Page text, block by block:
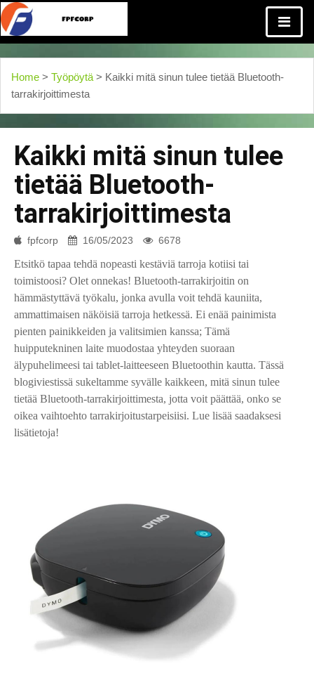
Home > Työpöytä > Kaikki mitä sinun tulee tietää Bluetooth-
tarrakirjoittimesta
Kaikki mitä sinun tulee
tietää Bluetooth-
tarrakirjoittimesta
fpfcorp 16/05/2023 6678
Etsitkö tapaa tehdä nopeasti kestäviä tarroja kotiisi tai
toimistoosi? Olet onnekas! Bluetooth-tarrakirjoitin on
hämmästyttävä työkalu, jonka avulla voit tehdä kauniita,
ammattimaisen näköisiä tarroja hetkessä. Ei enää painimista
pienten painikkeiden ja valitsimien kanssa; Tämä
huipputekninen laite muodostaa yhteyden suoraan
älypuhelimeesi tai tablet-laitteeseen Bluetoothin kautta. Tässä
blogiviestissä sukeltamme syvälle kaikkeen, mitä sinun tulee
tietää Bluetooth-tarrakirjoittimesta, jotta voit päättää, onko se
oikea vaihtoehto tarrakirjoitustarpeisiisi. Lue lisää saadaksesi
lisätietoja!